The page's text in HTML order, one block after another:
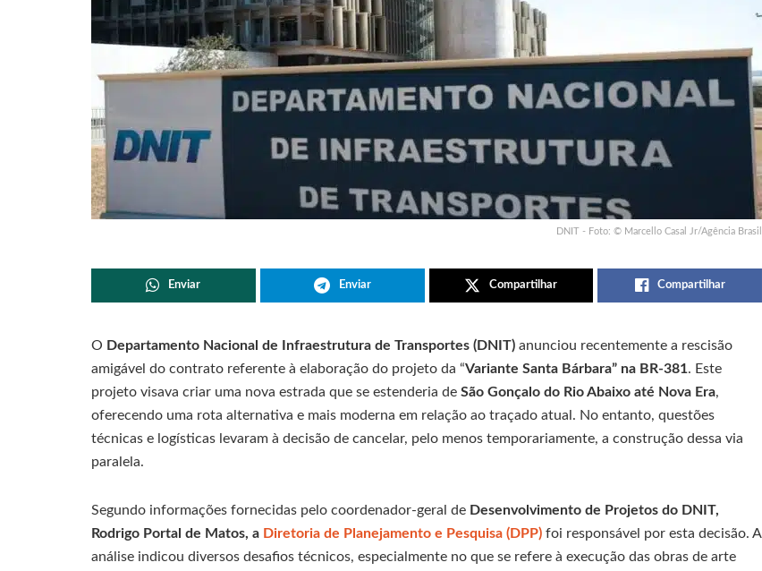
DNIT - Foto: © Marcello Casal Jr/Agência Brasil
Enviar Enviar Compartilhar Compartilhar
O Departamento Nacional de Infraestrutura de Transportes (DNIT) anunciou recentemente a rescisão
amigável do contrato referente à elaboração do projeto da “Variante Santa Bárbara” na BR-381. Este
projeto visava criar uma nova estrada que se estenderia de São Gonçalo do Rio Abaixo até Nova Era,
oferecendo uma rota alternativa e mais moderna em relação ao traçado atual. No entanto, questões
técnicas e logísticas levaram à decisão de cancelar, pelo menos temporariamente, a construção dessa via
paralela.
Segundo informações fornecidas pelo coordenador-geral de Desenvolvimento de Projetos do DNIT,
Rodrigo Portal de Matos, a Diretoria de Planejamento e Pesquisa (DPP) foi responsável por esta decisão. A
análise indicou diversos desafios técnicos, especialmente no que se refere à execução das obras de arte